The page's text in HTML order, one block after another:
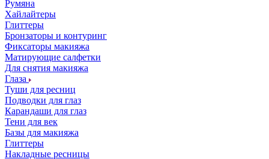
Румяна
Хайлайтеры
Глиттеры
Бронзаторы и контуринг
Фиксаторы макияжа
Матирующие салфетки
Для снятия макияжа
Глаза
Туши для ресниц
Подводки для глаз
Карандаши для глаз
Тени для век
Базы для макияжа
Глиттеры
Накладные ресницы